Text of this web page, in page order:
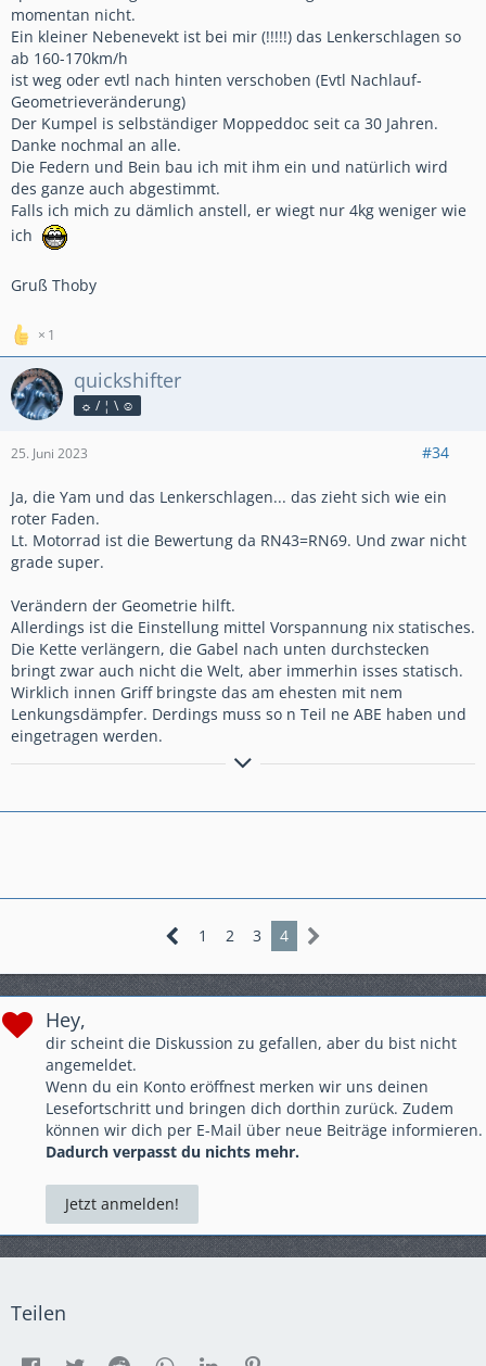
momentan nicht.
Ein kleiner Nebenevekt ist bei mir (!!!!!) das Lenkerschlagen so
ab 160-170km/h
ist weg oder evtl nach hinten verschoben (Evtl Nachlauf-
Geometrieveränderung)
Der Kumpel is selbständiger Moppeddoc seit ca 30 Jahren.
Danke nochmal an alle.
Die Federn und Bein bau ich mit ihm ein und natürlich wird
des ganze auch abgestimmt.
Falls ich mich zu dämlich anstell, er wiegt nur 4kg weniger wie
ich
Gruß Thoby
1
quickshifter
☼ / ¦ \ ☺
25. Juni 2023 #34
Ja, die Yam und das Lenkerschlagen... das zieht sich wie ein
roter Faden.
Lt. Motorrad ist die Bewertung da RN43=RN69. Und zwar nicht
grade super.
Verändern der Geometrie hilft.
Allerdings ist die Einstellung mittel Vorspannung nix statisches.
Die Kette verlängern, die Gabel nach unten durchstecken
bringt zwar auch nicht die Welt, aber immerhin isses statisch.
Wirklich innen Griff bringste das am ehesten mit nem
Lenkungsdämpfer. Derdings muss so n Teil ne ABE haben und
eingetragen werden.
Wg. Krach fahr ich aus der Haut: loud is out!
1 2 3 4
Hey,
dir scheint die Diskussion zu gefallen, aber du bist nicht
angemeldet.
Wenn du ein Konto eröffnest merken wir uns deinen
Lesefortschritt und bringen dich dorthin zurück. Zudem
können wir dich per E-Mail über neue Beiträge informieren.
Dadurch verpasst du nichts mehr.
Jetzt anmelden!
Teilen